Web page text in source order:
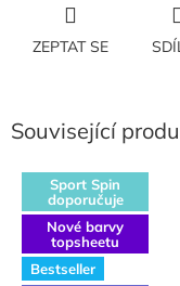
ZEPTAT SE
Související
Sport Spin
doporučuje
Nové barvy
topsheetu
Bestseller